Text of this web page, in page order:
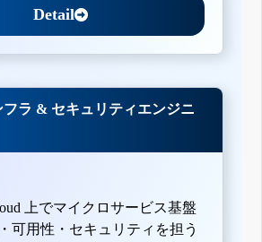
Detail
フラ & セキュリティエンジニ
上でマイクロサービス基盤
可用性・セキュリティを担う